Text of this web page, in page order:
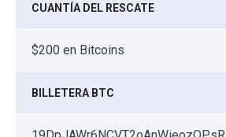
CUANTÍA DEL RESCATE
$200 en Bitcoins
BILLETERA BTC